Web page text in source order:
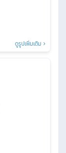
ดูรูปเพิ่มเติม